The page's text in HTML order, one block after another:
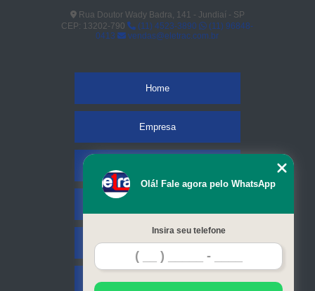
Rua Doutor Wady Badra, 141 - Jundiaí - SP
CEP: 13202-790
(11) 4523-3890
(11) 96848-
0413
vendas@eletrac.com.br
Home
Empresa
Contato
Mapa do site
Olá! Fale agora pelo WhatsApp
Insira seu telefone